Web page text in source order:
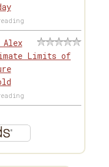
Limits of